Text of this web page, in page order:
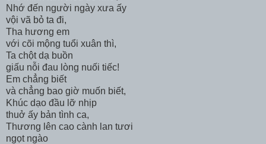
Nhớ đến người ngày xưa ấy
vội vã bỏ ta đi,
Tha hương em
với cõi mộng tuổi xuân thì,
Ta chột dạ buồn
giấu nỗi đau lòng nuối tiếc!
Em chẳng biết
và chẳng bao giờ muốn biết,
Khúc dạo đầu lỡ nhịp
thuở ấy bản tình ca,
Thương lên cao cành lan tươi
ngọt ngào